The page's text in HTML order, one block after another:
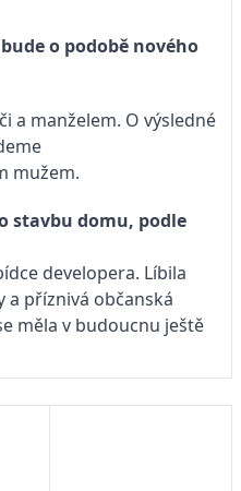
o podobě nového
a manželem. O výsledné
mužem.
stavbu domu, podle
developera. Líbila
a příznivá občanská
měla v budoucnu ještě